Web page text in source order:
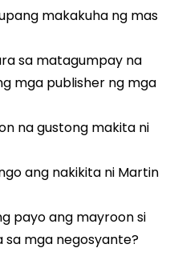
makakuha ng mas
sa matagumpay na
mga publisher ng mga
na gustong makita ni
ang nakikita ni Martin
payo ang mayroon si
sa mga negosyante?